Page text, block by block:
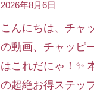
2026年8月6日
こんにちは、チャ
の動画、チャッピ
はこれだにゃ！✨
の超絶お得ステッ